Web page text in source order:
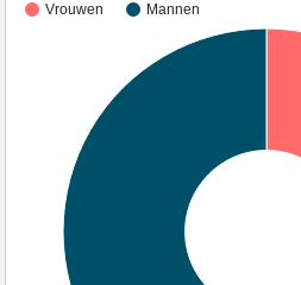
Vrouwen Mannen